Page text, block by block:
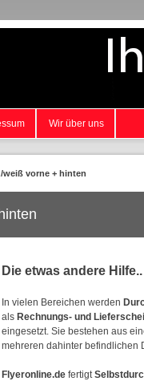
Wir über uns
weiß vorne + hinten
Die etwas andere Hilfe..
In vielen Bereichen werden
als Rechnungs- und
eingesetzt. Sie bestehen aus
mehreren dahinter befindlichen
Flyeronline.de fertigt